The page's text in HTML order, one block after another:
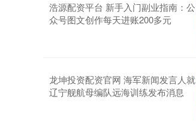
浩源配资平台 新手入门副业指南：公
众号图文创作每天进账200多元
龙坤投资配资官网 海军新闻发言人就
辽宁舰航母编队远海训练发布消息